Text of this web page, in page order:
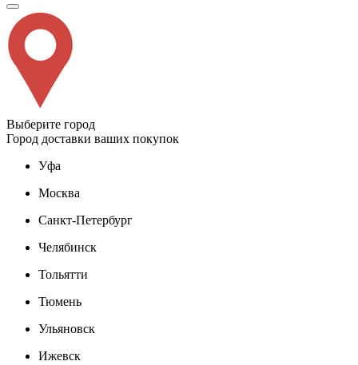
Выберите город
Город доставки ваших покупок
Уфа
Москва
Санкт-Петербург
Челябинск
Тольятти
Тюмень
Ульяновск
Ижевск